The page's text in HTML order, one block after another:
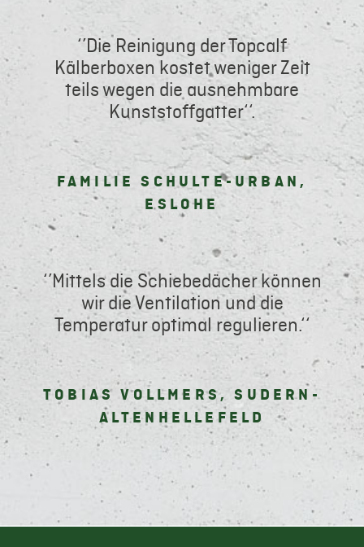
‘’Die Reinigung der Topcalf
Kälberboxen kostet weniger Zeit
teils wegen die ausnehmbare
Kunststoffgatter‘‘.
FAMILIE SCHULTE-URBAN,
ESLOHE
‘’Mittels die Schiebedächer können
wir die Ventilation und die
Temperatur optimal regulieren.‘‘
TOBIAS VOLLMERS, SUDERN-
ALTENHELLEFELD